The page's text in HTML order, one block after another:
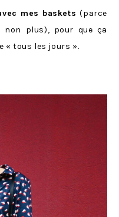
mes baskets(parce
non plus), pour que ça
« tous les jours ».